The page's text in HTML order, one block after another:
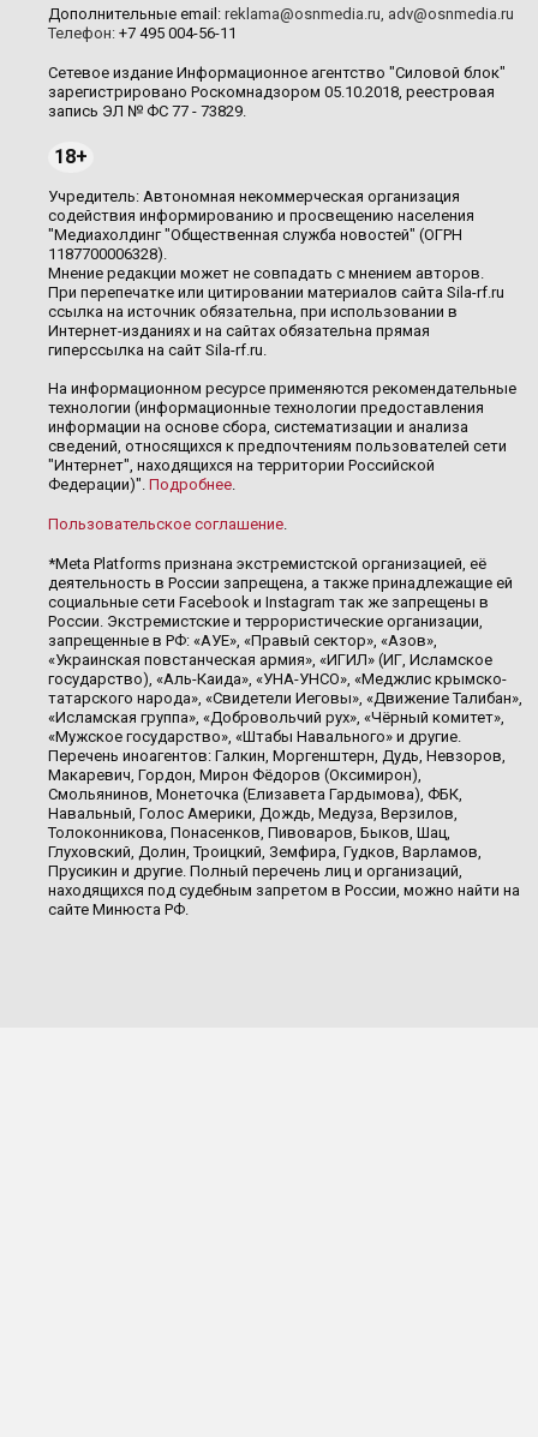
Дополнительные email: reklama@osnmedia.ru, adv@osnmedia.ru
Телефон: +7 495 004-56-11
Сетевое издание Информационное агентство "Силовой блок"
зарегистрировано Роскомнадзором 05.10.2018, реестровая
запись ЭЛ № ФС 77 - 73829.
18+
Учредитель: Автономная некоммерческая организация
содействия информированию и просвещению населения
"Медиахолдинг "Общественная служба новостей" (ОГРН
1187700006328).
Мнение редакции может не совпадать с мнением авторов.
При перепечатке или цитировании материалов сайта Sila-rf.ru
ссылка на источник обязательна, при использовании в
Интернет-изданиях и на сайтах обязательна прямая
гиперссылка на сайт Sila-rf.ru.
На информационном ресурсе применяются рекомендательные
технологии (информационные технологии предоставления
информации на основе сбора, систематизации и анализа
сведений, относящихся к предпочтениям пользователей сети
"Интернет", находящихся на территории Российской
Федерации)". Подробнее.
Пользовательское соглашение.
*Meta Platforms признана экстремистской организацией, её
деятельность в России запрещена, а также принадлежащие ей
социальные сети Facebook и Instagram так же запрещены в
России. Экстремистские и террористические организации,
запрещенные в РФ: «АУЕ», «Правый сектор», «Азов»,
«Украинская повстанческая армия», «ИГИЛ» (ИГ, Исламское
государство), «Аль-Каида», «УНА-УНСО», «Меджлис крымско-
татарского народа», «Свидетели Иеговы», «Движение Талибан»,
«Исламская группа», «Добровольчий рух», «Чёрный комитет»,
«Мужское государство», «Штабы Навального» и другие.
Перечень иноагентов: Галкин, Моргенштерн, Дудь, Невзоров,
Макаревич, Гордон, Мирон Фёдоров (Оксимирон),
Смольянинов, Монеточка (Елизавета Гардымова), ФБК,
Навальный, Голос Америки, Дождь, Медуза, Верзилов,
Толоконникова, Понасенков, Пивоваров, Быков, Шац,
Глуховский, Долин, Троицкий, Земфира, Гудков, Варламов,
Прусикин и другие. Полный перечень лиц и организаций,
находящихся под судебным запретом в России, можно найти на
сайте Минюста РФ.